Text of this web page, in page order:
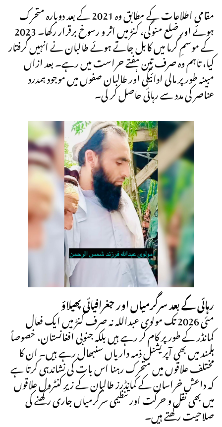
مقامی اطلاعات کے مطابق وہ 2021 کے بعد دوبارہ متحرک
ہوئے اور ضلع منوگی، کنڑ میں اثر و رسوخ برقرار رکھا۔ 2023
کے موسمِ گرما میں کابل جاتے ہوئے طالبان نے انہیں گرفتار
کیا، تاہم وہ صرف تین ہفتے حراست میں رہے۔ بعد ازاں
مبینہ طور پر مالی ادائیگی اور طالبان صفوں میں موجود ہمدرد
عناصر کی مدد سے رہائی حاصل کر لی۔
رہائی کے بعد سرگرمیاں اور جغرافیائی پھیلاؤ
مئی 2026 تک مولوی عبداللہ نہ صرف کنڑ میں ایک فعال
کمانڈر کے طور پر کام کر رہے ہیں بلکہ جنوبی افغانستان، خصوصاً
ہلمند میں بھی آپریشنل ذمہ داریاں سنبھال رہے ہیں۔ ان کا
مختلف علاقوں میں متحرک رہنا اس بات کی نشاندہی کرتا ہے
کہ داعش خراسان کے کمانڈرز طالبان کے زیرِ کنٹرول علاقوں
میں بھی نقل و حرکت اور تنظیمی سرگرمیاں جاری رکھنے کی
صلاحیت رکھتے ہیں۔